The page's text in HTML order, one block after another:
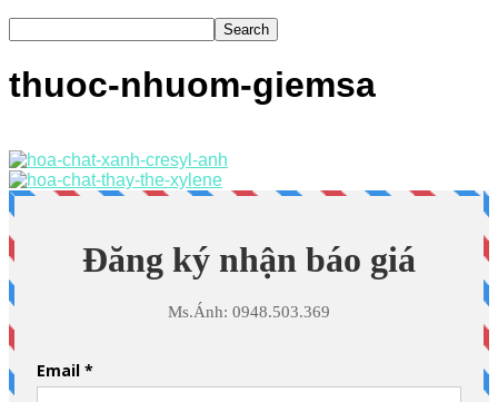
thuoc-nhuom-giemsa